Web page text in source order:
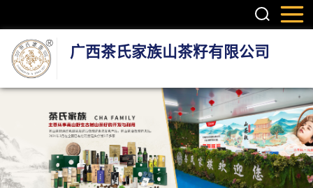
广西茶氏家族山茶籽有限公司
护肤系列产品
疼痛调理产品